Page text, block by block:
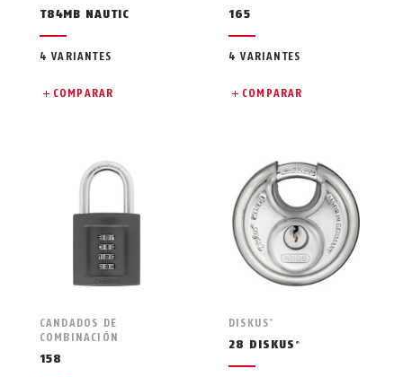
T84MB NAUTIC
4 VARIANTES
COMPARAR
165
4 VARIANTES
COMPARAR
CANDADOS DE
COMBINACIÓN
158
DISKUS ®
28 DISKUS ®